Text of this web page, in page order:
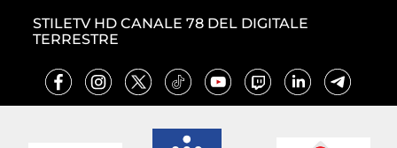
STILETV HD CANALE 78 DEL DIGITALE
TERRESTRE